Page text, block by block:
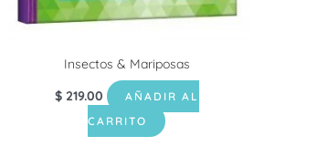
Insectos & Mariposas
$219.00
AÑADIR AL
CARRITO